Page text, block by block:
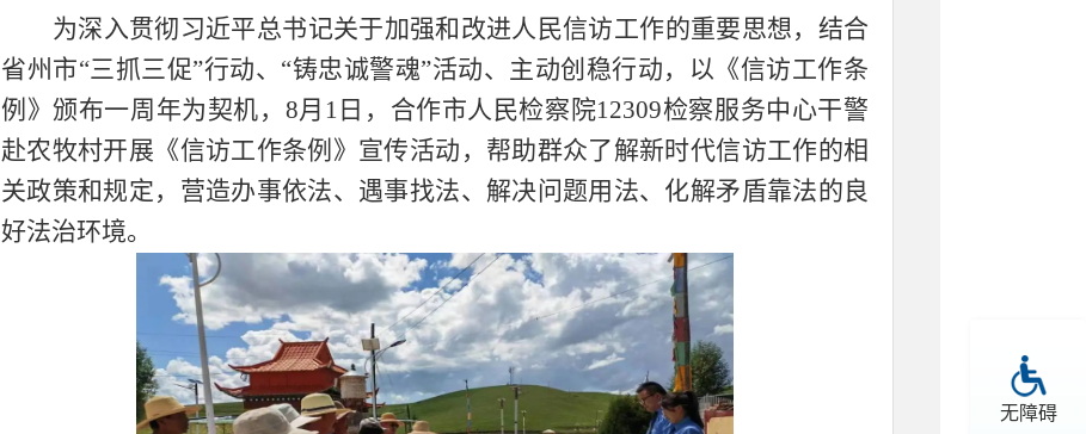
无障碍
为深入贯彻习近平总书记关于加强和改进人民信访工作的重要思想，结合
省州市“三抓三促”行动、“铸忠诚警魂”活动、主动创稳行动，以《信访工作条
例》颁布一周年为契机， 8月 1 日，合作市人民检察院12309检察服务中心干警
赴农牧村开展《信访工作条例》宣传活动，帮助群众了解新时代信访工作的相
关政策和规定，营造办事依法、遇事找法、解决问题用法、化解矛盾靠法的良
好法治环境。